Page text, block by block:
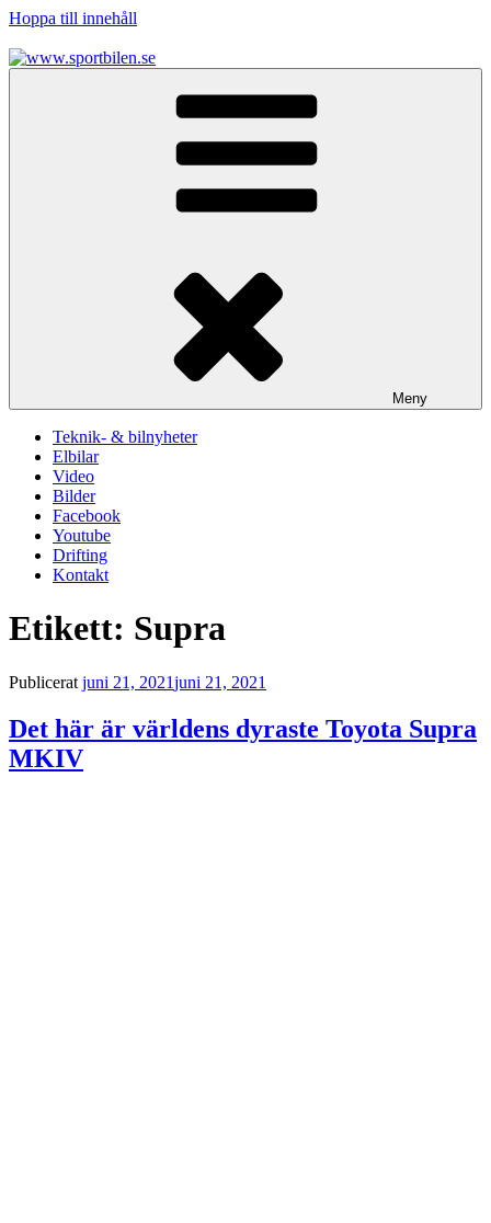
Hoppa till innehåll
Meny
Teknik- & bilnyheter
Elbilar
Video
Bilder
Facebook
Youtube
Drifting
Kontakt
Etikett: Supra
Publicerat juni 21, 2021juni 21, 2021
Det här är världens dyraste Toyota Supra
MKIV